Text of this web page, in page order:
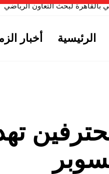
بالقاهرة لبحث التعاون الرياضي
المادية لتجديد عقدة مع
الرئيسية أخبار